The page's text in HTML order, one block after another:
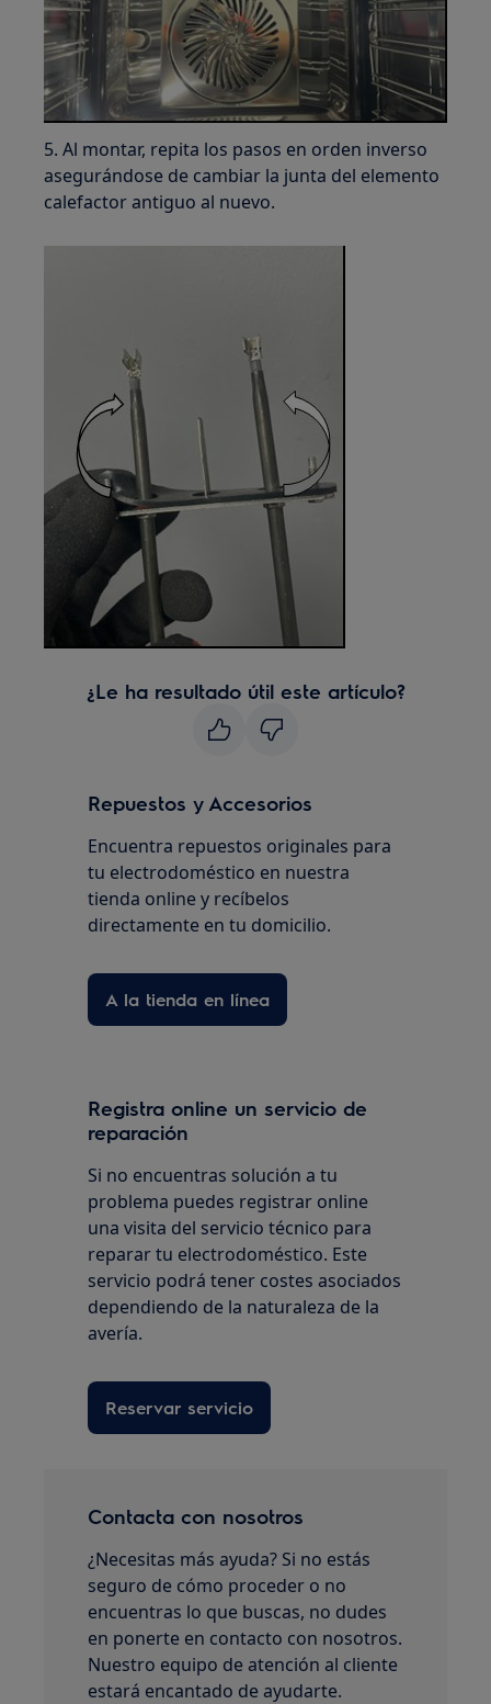
5. Al montar, repita los pasos en orden inverso
asegurándose de cambiar la junta del elemento
calefactor antiguo al nuevo.
¿Le ha resultado útil este artículo?
Repuestos y Accesorios
Encuentra repuestos originales para
tu electrodoméstico en nuestra
tienda online y recíbelos
directamente en tu domicilio.
A la tienda en línea
Registra online un servicio de
reparación
Si no encuentras solución a tu
problema puedes registrar online
una visita del servicio técnico para
reparar tu electrodoméstico. Este
servicio podrá tener costes asociados
dependiendo de la naturaleza de la
avería.
Reservar servicio
Contacta con nosotros
¿Necesitas más ayuda? Si no estás
seguro de cómo proceder o no
encuentras lo que buscas, no dudes
en ponerte en contacto con nosotros.
Nuestro equipo de atención al cliente
estará encantado de ayudarte.